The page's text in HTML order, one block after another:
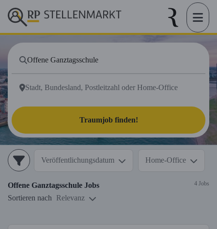
Traumjob finden!
Veröffentlichungsdatum Home-Office
Offene Ganztagsschule Jobs 4 Jobs
Sortieren nach Relevanz